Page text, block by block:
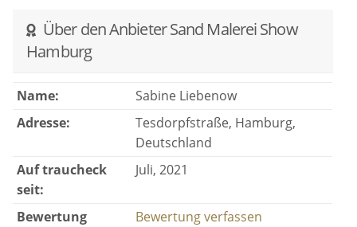
Über den Anbieter Sand Malerei Show
Hamburg
Name:
Sabine Liebenow
Adresse:
Tesdorpfstraße, Hamburg,
Deutschland
Auf traucheck
seit:
Juli, 2021
Bewertung
Bewertung verfassen